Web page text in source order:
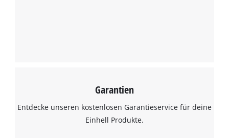
Garantien
Entdecke unseren kostenlosen Garantieservice für deine
Einhell Produkte.